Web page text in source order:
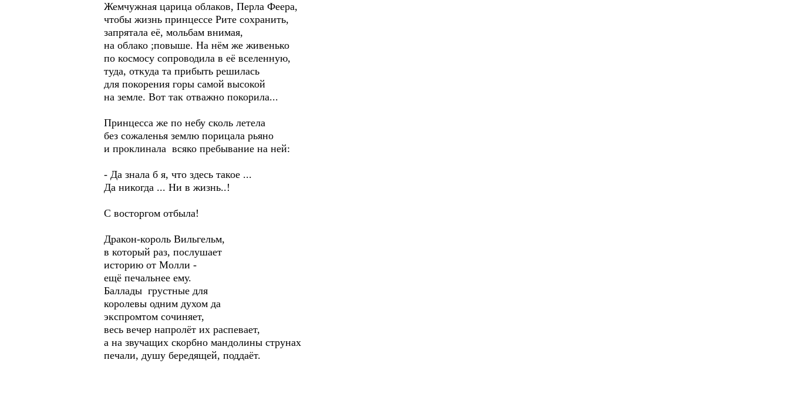
Жемчужная царица облаков, Перла Феера,
чтобы жизнь принцессе Рите сохранить,
запрятала её, мольбам внимая,
на облако ;повыше. На нём же живенько
по космосу сопроводила в её вселенную,
туда, откуда та прибыть решилась
для покорения горы самой высокой
на земле. Вот так отважно покорила...
Принцесса же по небу сколь летела
без сожаленья землю порицала рьяно
и проклинала всяко пребывание на ней:
- Да знала б я, что здесь такое ...
Да никогда ... Ни в жизнь..!
С восторгом отбыла!
Дракон-король Вильгельм,
в который раз, послушает
историю от Молли -
ещё печальнее ему.
Баллады грустные для
королевы одним духом да
экспромтом сочиняет,
весь вечер напролёт их распевает,
а на звучащих скорбно мандолины струнах
печали, душу бередящей, поддаёт.